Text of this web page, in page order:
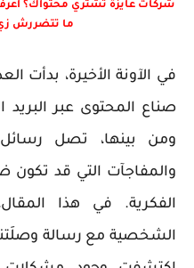
شركات عايزة تشتري محتواك؟
ما تتضررش
في الآونة الأخيرة، بدأت
صناع المحتوى عبر البريد
ومن بينها، تصل
والمفاجآت التي قد تكون
الفكرية. في هذا
الشخصية مع رسالة وصلَتني